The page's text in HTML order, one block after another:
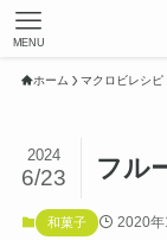
MENU
ホーム マクロビレシピ
フル
2024
6/23
和菓子 2020年